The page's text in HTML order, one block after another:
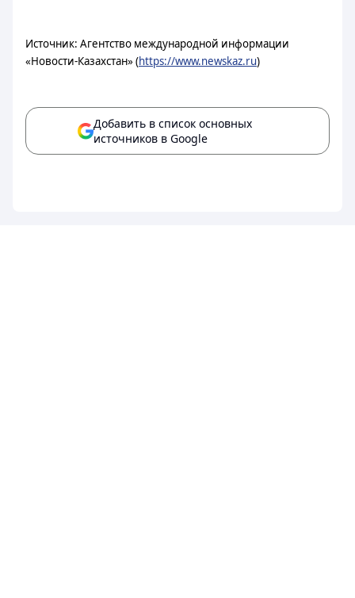
Источник: Агентство международной информации
«Новости-Казахстан» (https://www.newskaz.ru)
Добавить в список основных
источников в Google